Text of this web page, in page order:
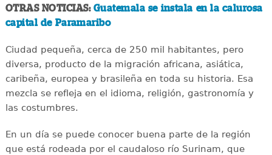
OTRAS NOTICIAS: Guatemala se instala en la calurosa
capital de Paramaribo
Ciudad pequeña, cerca de 250 mil habitantes, pero
diversa, producto de la migración africana, asiática,
caribeña, europea y brasileña en toda su historia. Esa
mezcla se refleja en el idioma, religión, gastronomía y
las costumbres.
En un día se puede conocer buena parte de la región
que está rodeada por el caudaloso río Surinam, que